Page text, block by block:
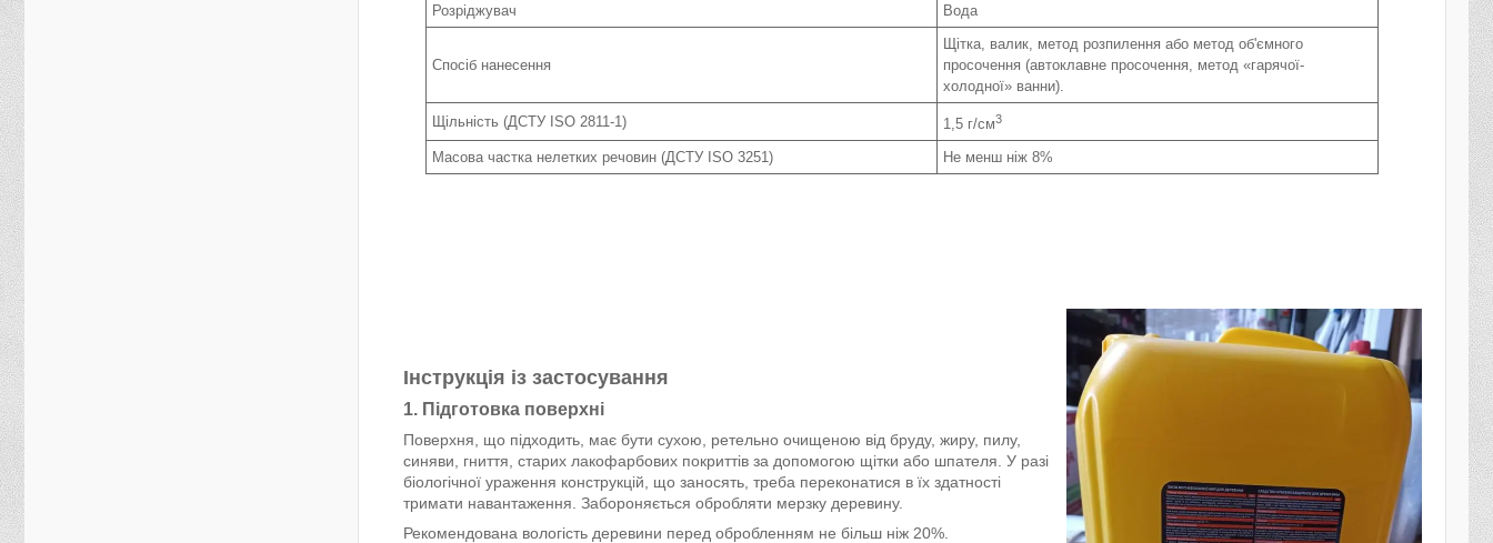
Розріджувач Вода
Спосіб нанесення
Щітка, валик, метод розпилення або метод об'ємного
просочення (автоклавне просочення, метод «гарячої-
холодної» ванни).
Щільність (ДСТУ ISO 2811-1) 1,5 г/см3
Масова частка нелетких речовин (ДСТУ ISO 3251) Не менш ніж 8%
Інструкція із застосування
1. Підготовка поверхні
Поверхня, що підходить, має бути сухою, ретельно очищеною від бруду, жиру, пилу,
синяви, гниття, старих лакофарбових покриттів за допомогою щітки або шпателя. У разі
біологічної ураження конструкцій, що заносять, треба переконатися в їх здатності
тримати навантаження. Забороняється обробляти мерзку деревину.
Рекомендована вологість деревини перед обробленням не більш ніж 20%.